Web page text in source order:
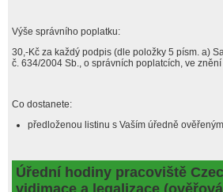
Výše správního poplatku:
30,-Kč za každý podpis (dle položky 5 písm. a)
č. 634/2004 Sb., o správních poplatcích, ve
Co dostanete:
předloženou listinu s Vaším úředně
Úřední hodiny pracoviště